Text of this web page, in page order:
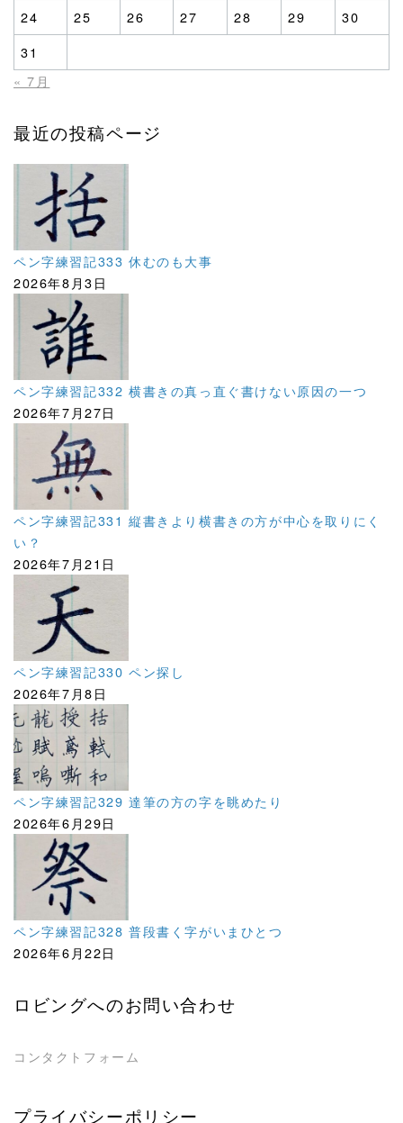
24
25 26 27 28 29
30
31
« 7月
最近の投稿ページ
ペン字練習記333 休むのも大事
2026年8月3日
ペン字練習記332 横書きの真っ直ぐ書けない原因の一つ
2026年7月27日
ペン字練習記331 縦書きより横書きの方が中心を取りにく
い？
2026年7月21日
ペン字練習記330 ペン探し
2026年7月8日
ペン字練習記329 達筆の方の字を眺めたり
2026年6月29日
ペン字練習記328 普段書く字がいまひとつ
2026年6月22日
ロビングへのお問い合わせ
コンタクトフォーム
プライバシーポリシー